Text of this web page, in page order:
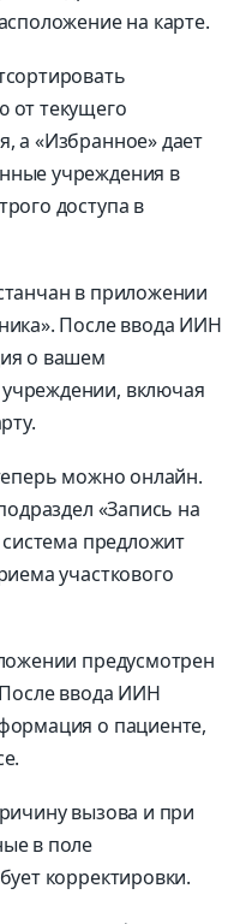
на карте.
от текущего
а «Избранное» дает
учреждения в
доступа в
в приложении
После ввода ИИН
о вашем
включая
можно онлайн.
«Запись на
предложит
участкового
предусмотрен
ввода ИИН
о пациенте,
вызова и при
в поле
корректировки.